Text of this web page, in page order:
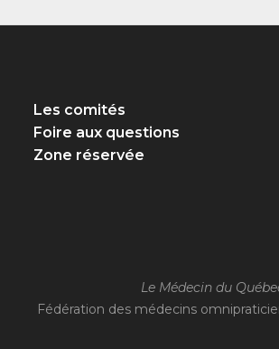
Les comités
Foire aux questions
Zone réservée
Le Médecin du
Fédération des médecins